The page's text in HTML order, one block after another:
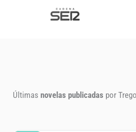
Radio Cadena SER
Últimas novelas publicadas por